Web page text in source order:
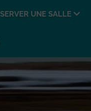
UNE SALLE